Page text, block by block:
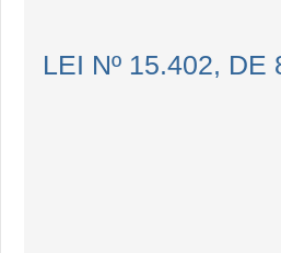
LEI Nº 15.402,